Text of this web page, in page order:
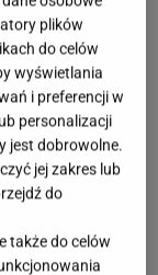
plików
do celów
wyświetlania
i preferencji w
personalizacji
jest dobrowolne.
jej zakres lub
do
także do celów